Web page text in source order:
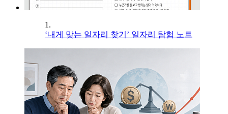
1.
‘내게 맞는 일자리 찾기’ 일자리 탐험 노트